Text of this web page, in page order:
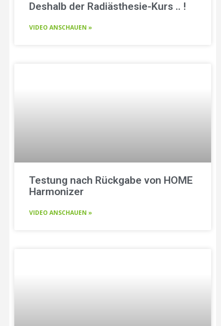
Deshalb der Radiästhesie-Kurs .. !
VIDEO ANSCHAUEN »
Testung nach Rückgabe von HOME
Harmonizer
VIDEO ANSCHAUEN »